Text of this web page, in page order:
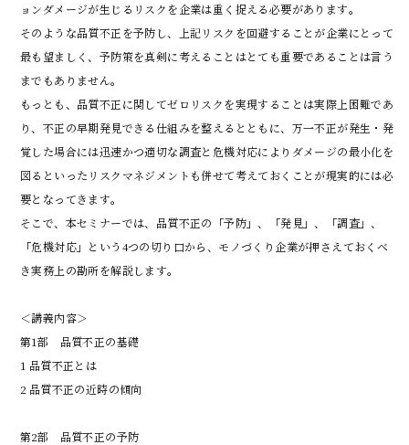
ョンダメージが生じるリスクを企業は重く捉える必要があります。
そのような品質不正を予防し、上記リスクを回避することが企業にとって
最も望ましく、予防策を真剣に考えることはとても重要であることは言う
までもありません。
もっとも、品質不正に関してゼロリスクを実現することは実際上困難であ
り、不正の早期発見できる仕組みを整えるとともに、万一不正が発生・発
覚した場合には迅速かつ適切な調査と危機対応によりダメージの最小化を
図るといったリスクマネジメントも併せて考えておくことが現実的には必
要となってきます。
そこで、本セミナーでは、品質不正の「予防」、「発見」、「調査」、
「危機対応」という4つの切り口から、モノづくり企業が押さえておくべ
き実務上の勘所を解説します。
＜講義内容＞
第1部　品質不正の基礎
1 品質不正とは
2 品質不正の近時の傾向
第2部　品質不正の予防